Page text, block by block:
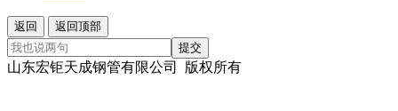
返回
返回顶部
提交
山东宏钜天成钢管有限公司 版权所有